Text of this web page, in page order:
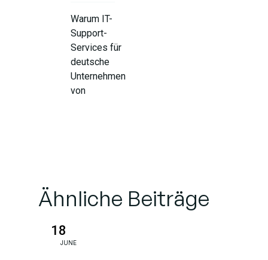
Warum IT-
Support-
Services für
deutsche
Unternehmen
von
IT Support
Ähnliche Beiträge
18
JUNE